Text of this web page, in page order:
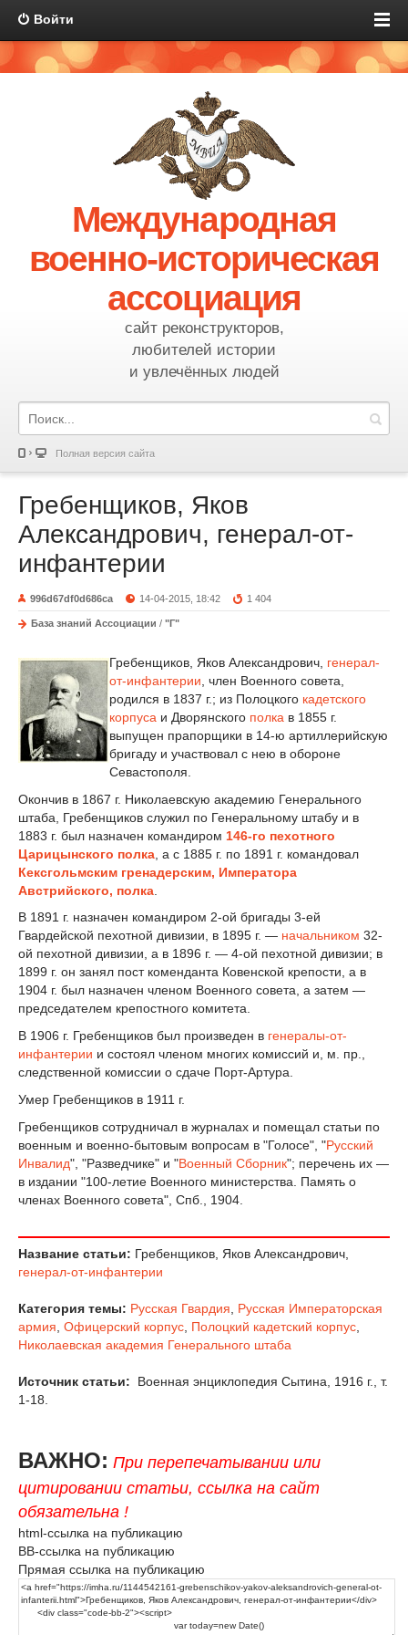
Войти
Международная
военно-историческая
ассоциация
сайт реконструкторов,
любителей истории
и увлечённых людей
Полная версия сайта
Гребенщиков, Яков
Александрович, генерал-от-
инфантерии
996d67df0d686ca 14-04-2015, 18:42 1 404
База знаний Ассоциации / "Г"
Гребенщиков, Яков Александрович, генерал-
от-инфантерии , член Военного совета,
родился в 1837 г.; из Полоцкого кадетского
корпуса и Дворянского полка в 1855 г.
выпущен прапорщики в 14-ю артиллерийскую
бригаду и участвовал с нею в обороне
Севастополя.
Окончив в 1867 г. Николаевскую академию Генерального
штаба, Гребенщиков служил по Генеральному штабу и в
1883 г. был назначен командиром 146-го пехотного
Царицынского полка , а с 1885 г. по 1891 г. командовал
Кексгольмским гренадерским, Императора
Австрийского, полка
В 1891 г. назначен командиром 2-ой бригады 3-ей
Гвардейской пехотной дивизии, в 1895 г. — начальником 32-
ой пехотной дивизии, а в 1896 г. — 4-ой пехотной дивизии; в
1899 г. он занял пост коменданта Ковенской крепости, а в
1904 г. был назначен членом Военного совета, а затем —
председателем крепостного комитета.
В 1906 г. Гребенщиков был произведен в генералы-от-
инфантерии и состоял членом многих комиссий и, м. пр.,
следственной комиссии о сдаче Порт-Артура.
Умер Гребенщиков в 1911 г.
Гребенщиков сотрудничал в журналах и помещал статьи по
военным и военно-бытовым вопросам в "Голосе", "Русский
Инвалид", "Разведчике" и "Военный Сборник"; перечень их —
в издании "100-летие Военного министерства. Память о
членах Военного совета", Спб., 1904.
Название статьи: Гребенщиков, Яков Александрович,
генерал-от-инфантерии
Категория темы: Русская Гвардия
Русская Императорская
армия Офицерский корпус Полоцкий кадетский корпус
Николаевская академия Генерального штаба
Источник статьи:
Военная энциклопедия Сытина, 1916 г., т.
1-18.
ВАЖНО: При перепечатывании или
цитировании статьи, ссылка на сайт
обязательна !
html-ссылка на публикацию
BB-ссылка на публикацию
Прямая ссылка на публикацию